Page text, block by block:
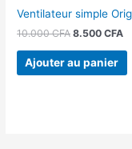
Ventilateur simple
10.000CFA 8.500CFA
Ajouter au panier